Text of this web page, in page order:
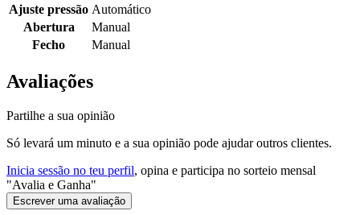
Ajuste pressão Automático
Abertura
Manual
Fecho
Manual
Avaliações
Partilhe a sua opinião
Só levará um minuto e a sua opinião pode ajudar outros clientes.
Inicia sessão no teu perfil, opina e participa no sorteio mensal
"Avalia e Ganha"
Escrever uma avaliação